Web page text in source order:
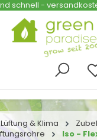
schnell -
Lüftung & Klima
Iso -